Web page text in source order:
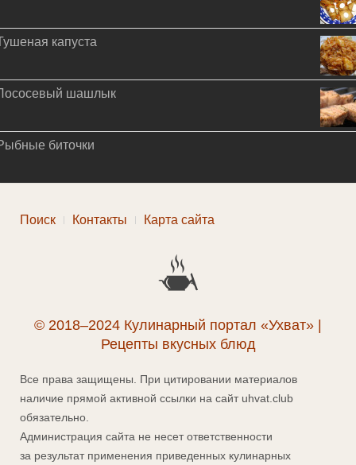
капуста
шашлык
биточки
Поиск Контакты Карта сайта
© 2018–2024 Кулинарный портал «Ухват» |
Рецепты вкусных блюд
Все права защищены. При цитировании материалов
наличие прямой активной ссылки на сайт uhvat.club
обязательно.
Администрация сайта не несет ответственности
за результат применения приведенных кулинарных